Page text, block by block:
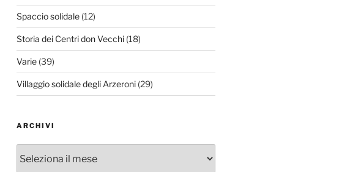
Spaccio solidale(12)
Storia dei Centri don Vecchi(18)
Varie(39)
Villaggio solidale degli Arzeroni(29)
ARCHIVI